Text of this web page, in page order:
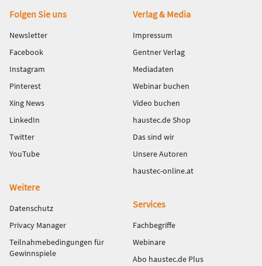
Fußbereich
Folgen Sie uns
Newsletter
Facebook
Instagram
Pinterest
Xing News
LinkedIn
Twitter
YouTube
Verlag & Media
Impressum
Gentner Verlag
Mediadaten
Webinar buchen
Video buchen
haustec.de Shop
Das sind wir
Unsere Autoren
haustec-online.at
Weitere
Datenschutz
Privacy Manager
Teilnahmebedingungen für
Gewinnspiele
Services
Fachbegriffe
Webinare
Abo haustec.de Plus